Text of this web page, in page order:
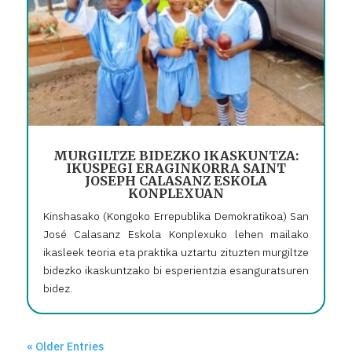
MURGILTZE BIDEZKO IKASKUNTZA:
IKUSPEGI ERAGINKORRA SAINT
JOSEPH CALASANZ ESKOLA
KONPLEXUAN
Kinshasako (Kongoko Errepublika Demokratikoa) San
José Calasanz Eskola Konplexuko lehen mailako
ikasleek teoria eta praktika uztartu zituzten murgiltze
bidezko ikaskuntzako bi esperientzia esanguratsuren
bidez.
« Older Entries